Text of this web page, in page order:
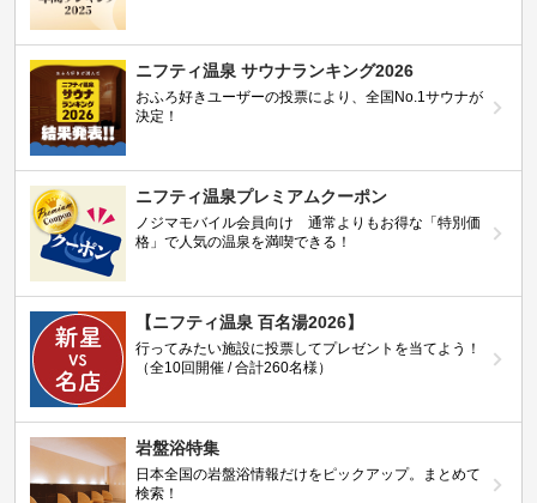
ニフティ温泉 サウナランキング2026
おふろ好きユーザーの投票により、全国No.1サウナが
決定！
ニフティ温泉プレミアムクーポン
ノジマモバイル会員向け 通常よりもお得な「特別価
格」で人気の温泉を満喫できる！
【ニフティ温泉 百名湯2026】
行ってみたい施設に投票してプレゼントを当てよう！
（全10回開催 / 合計260名様）
岩盤浴特集
日本全国の岩盤浴情報だけをピックアップ。まとめて
検索！